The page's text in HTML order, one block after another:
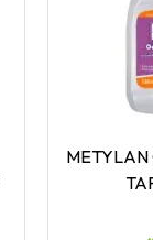
METYLAN